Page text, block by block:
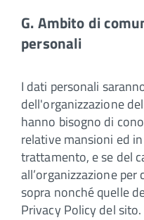
G. Ambito di
personali
I dati personali
dell'organizzazione
hanno bisogno di
relative mansioni ed
trattamento, e se del
all’organizzazione
sopra nonché quelle
Privacy Policy del sito.